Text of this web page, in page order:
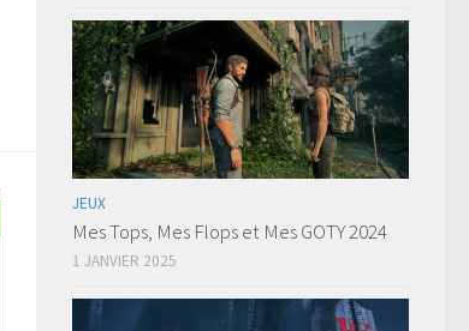
JEUX
Mes Tops, Mes Flops et Mes GOTY 2024
1 JANVIER 2025